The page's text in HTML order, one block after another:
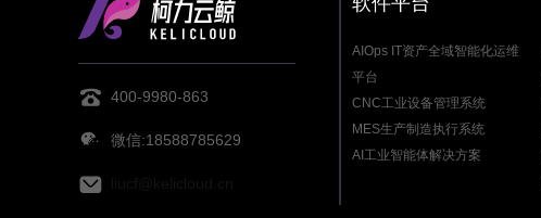
400-9980-863
微信:18588785629
AIOps IT资产全域智能化运维
平台
CNC工业设备管理系统
MES生产制造执行系统
AI工业智能体解决方案